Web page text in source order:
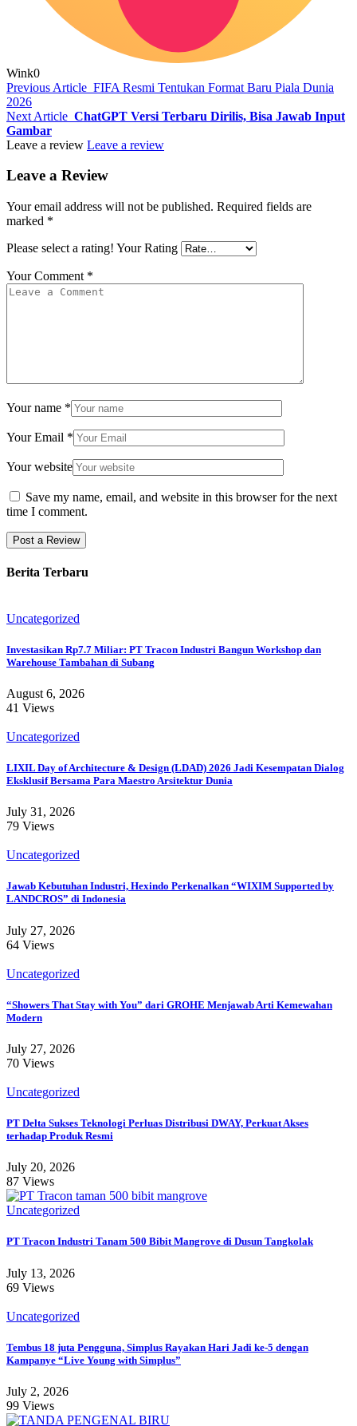
Wink0
Previous Article FIFA Resmi Tentukan Format Baru Piala Dunia
2026
Next Article ChatGPT Versi Terbaru Dirilis, Bisa Jawab Input
Gambar
Leave a review Leave a review
Leave a Review
Your email address will not be published. Required fields are
marked *
Please select a rating! Your Rating
Your Comment *
Your name *
Your Email *
Your website
Save my name, email, and website in this browser for the next
time I comment.
Berita Terbaru
Uncategorized
Investasikan Rp7.7 Miliar: PT Tracon Industri Bangun Workshop dan
Warehouse Tambahan di Subang
August 6, 2026
41 Views
Uncategorized
LIXIL Day of Architecture & Design (LDAD) 2026 Jadi Kesempatan Dialog
Eksklusif Bersama Para Maestro Arsitektur Dunia
July 31, 2026
79 Views
Uncategorized
Jawab Kebutuhan Industri, Hexindo Perkenalkan “WIXIM Supported by
LANDCROS” di Indonesia
July 27, 2026
64 Views
Uncategorized
“Showers That Stay with You” dari GROHE Menjawab Arti Kemewahan
Modern
July 27, 2026
70 Views
Uncategorized
PT Delta Sukses Teknologi Perluas Distribusi DWAY, Perkuat Akses
terhadap Produk Resmi
July 20, 2026
87 Views
Uncategorized
PT Tracon Industri Tanam 500 Bibit Mangrove di Dusun Tangkolak
July 13, 2026
69 Views
Uncategorized
Tembus 18 juta Pengguna, Simplus Rayakan Hari Jadi ke-5 dengan
Kampanye “Live Young with Simplus”
July 2, 2026
99 Views